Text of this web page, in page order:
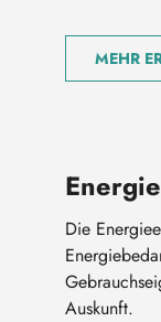
MEHR
Die
Auskunft.